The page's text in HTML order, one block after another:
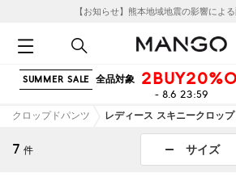
【お知らせ】熊本地域地震の影響によ
SUMMER SALE 全品対象
- 8.6 23:59
クロップドパンツ レディース スキニークロッ
7 件 サイズ